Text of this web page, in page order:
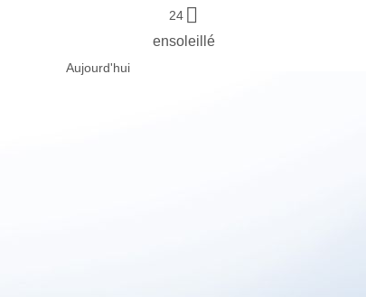
24
ensoleillé
Aujourd'hui